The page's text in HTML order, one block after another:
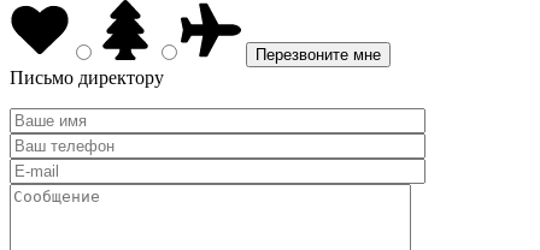
Письмо директору